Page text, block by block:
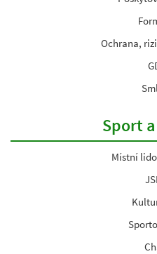
Ochrana,
Sport
Místní